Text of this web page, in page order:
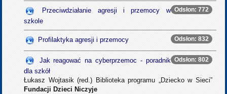
Odsłon: 772
Przeciwdziałanie agresji i przemocy w
szkole
Odsłon: 832
Profilaktyka agresji i przemocy
Odsłon: 802
Jak reagować na cyberprzemoc - poradnik
dla szkół
Łukasz Wojtasik (red.) Biblioteka programu „Dziecko w Sieci”
Fundacji Dzieci Niczyje